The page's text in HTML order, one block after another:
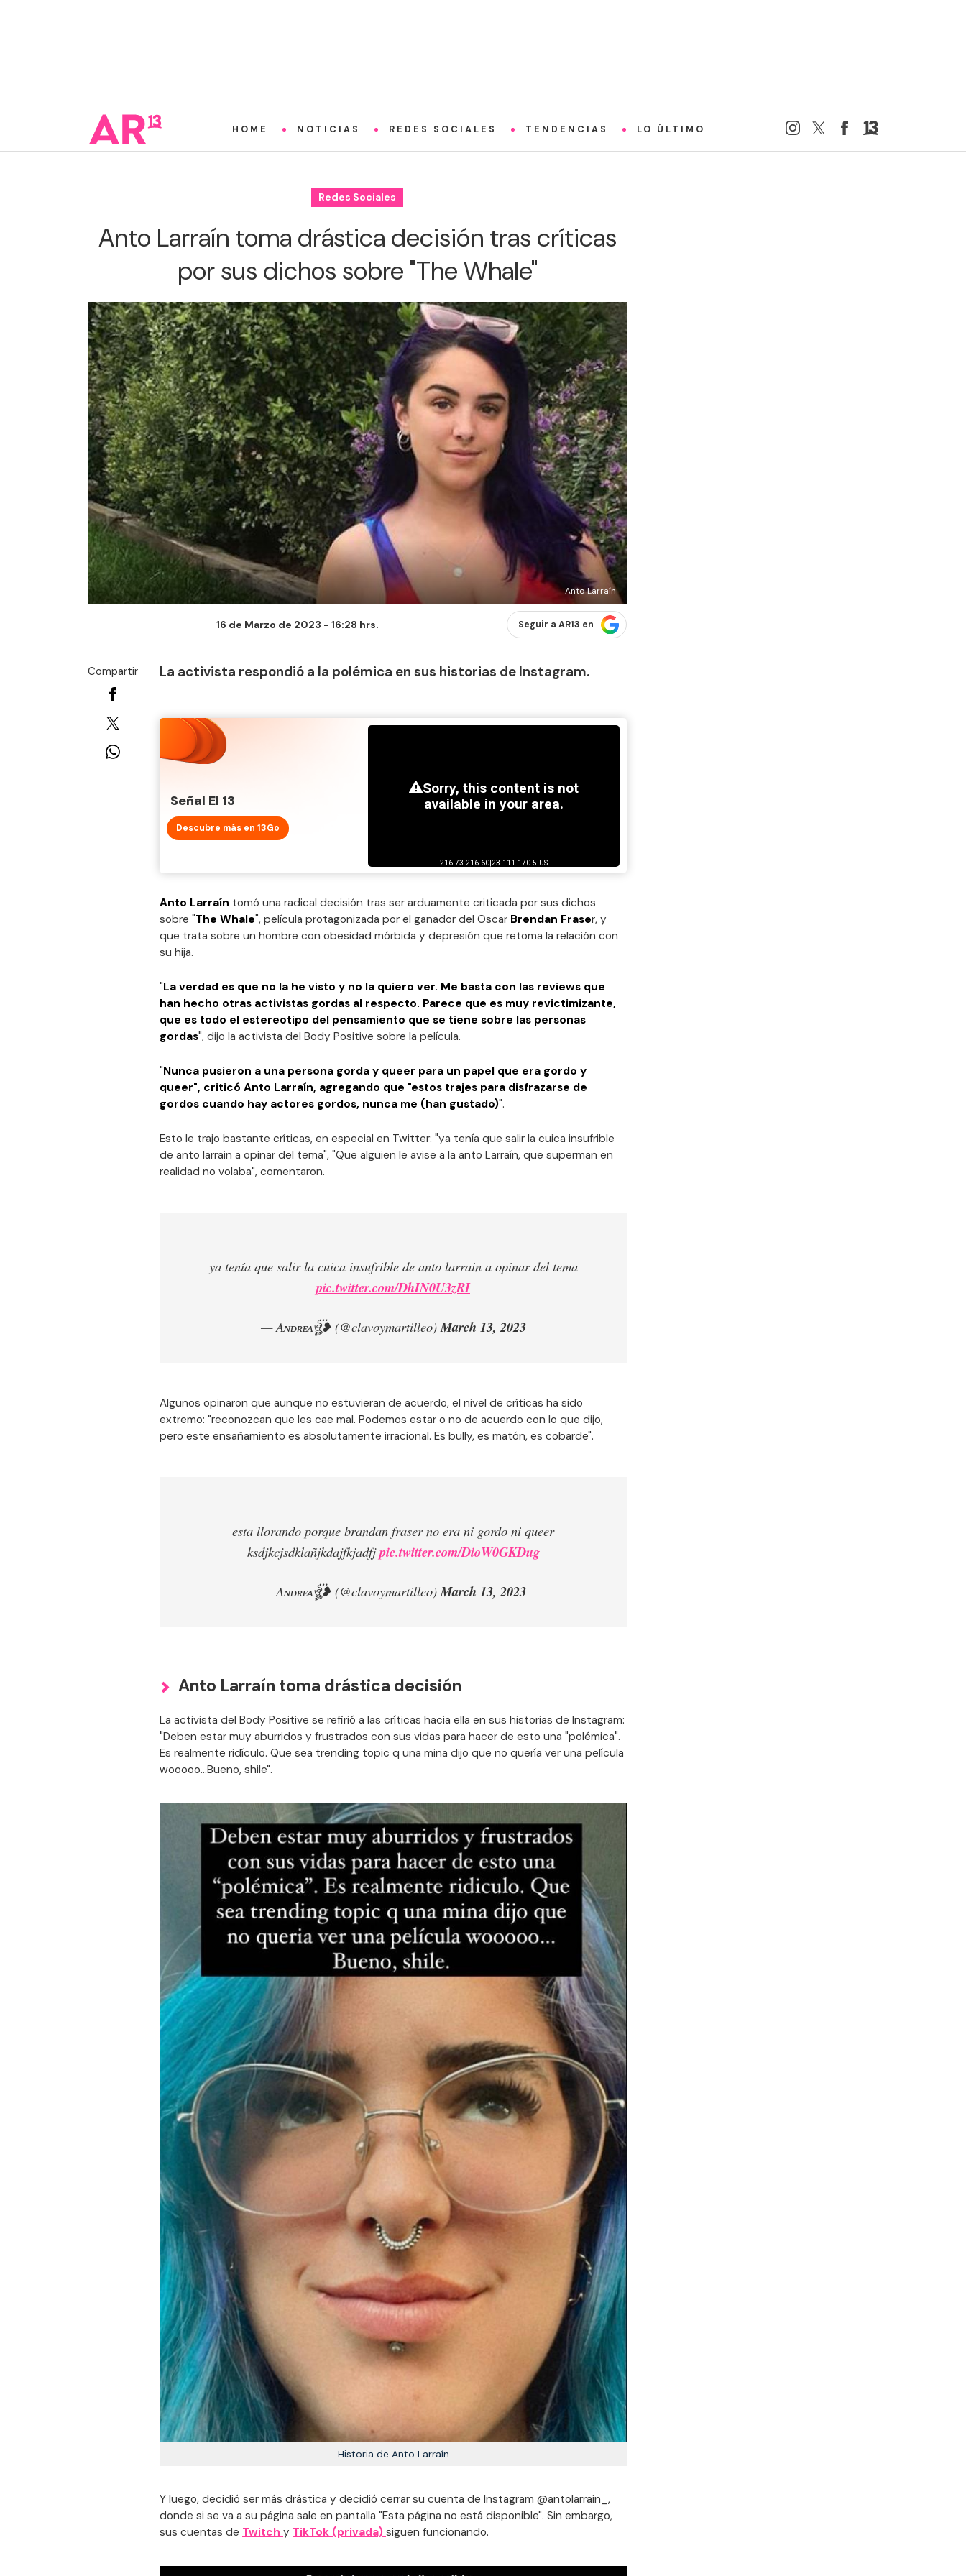
HOME NOTICIAS REDES SOCIALES TENDENCIAS LO ÚLTIMO
Redes Sociales
Anto Larraín toma drástica decisión tras críticas
por sus dichos sobre "The Whale"
Anto Larraín
16 de Marzo de 2023 - 16:28 hrs. Seguir a AR13 en
Compartir La activista respondió a la polémica en sus historias de Instagram.
Señal El 13
Descubre más en 13Go
Anto Larraín tomó una radical decisión tras ser arduamente criticada por sus dichos
sobre "The Whale", película protagonizada por el ganador del Oscar Brendan Fraser, y
que trata sobre un hombre con obesidad mórbida y depresión que retoma la relación con
su hija.
"La verdad es que no la he visto y no la quiero ver. Me basta con las reviews que
han hecho otras activistas gordas al respecto. Parece que es muy revictimizante,
que es todo el estereotipo del pensamiento que se tiene sobre las personas
gordas", dijo la activista del Body Positive sobre la película.
"Nunca pusieron a una persona gorda y queer para un papel que era gordo y
queer", criticó Anto Larraín, agregando que "estos trajes para disfrazarse de
gordos cuando hay actores gordos, nunca me (han gustado)".
Esto le trajo bastante críticas, en especial en Twitter: "ya tenía que salir la cuica insufrible
de anto larrain a opinar del tema", "Que alguien le avise a la anto Larraín, que superman en
realidad no volaba", comentaron.
ya tenía que salir la cuica insufrible de anto larrain a opinar del tema
pic.twitter.com/DhIN0U3zRI
— Aɴᴅʀᴇᴀঔৣ፝❥ (@clavoymartilleo)March 13, 2023
Algunos opinaron que aunque no estuvieran de acuerdo, el nivel de críticas ha sido
extremo: "reconozcan que les cae mal. Podemos estar o no de acuerdo con lo que dijo,
pero este ensañamiento es absolutamente irracional. Es bully, es matón, es cobarde".
esta llorando porque brandan fraser no era ni gordo ni queer
ksdjkcjsdklañjkdajfkjadfjpic.twitter.com/DioW0GKDug
— Aɴᴅʀᴇᴀঔৣ፝❥ (@clavoymartilleo)March 13, 2023
Anto Larraín toma drástica decisión
La activista del Body Positive se refirió a las críticas hacia ella en sus historias de Instagram:
"Deben estar muy aburridos y frustrados con sus vidas para hacer de esto una "polémica".
Es realmente ridículo. Que sea trending topic q una mina dijo que no quería ver una película
wooooo...Bueno, shile".
Historia de Anto Larraín
Y luego, decidió ser más drástica y decidió cerrar su cuenta de Instagram @antolarrain_,
donde si se va a su página sale en pantalla "Esta página no está disponible". Sin embargo,
sus cuentas de Twitch y TikTok (privada) siguen funcionando.